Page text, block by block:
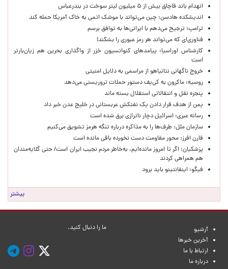
انهدام باند قاچاق بیش از ۵ میلیون لیتر سوخت در بندرعباس
اندیشکده هادسن: چین می‌تواند با موشک اتمی به خاک آمریکا حمله کند
ترامپ: ترجیح می‌دهم با ایرانی‌‌ها به توافق برسم
فناوری‌ای که می‌تواند هر رمز عبوری را بشکند!
کارشناس اوراسیا: پیامدهای کنوانسیون خزر از واگذاری بحرین هم زیان‌بارتر
است
خروج ناگهانی نتانیاهو از مراسمی به دلایل امنیتی
روسیه: ماکرون به کی‌یف دستور حملات تروریستی می‌دهد
پنجره‌ نقل و انتقالاتی استقلال بسته ماند
یمن از هدف قرار دادن یک نفتکش عربستانی در خلیج عدن خبر داد
رسانه عبری: اسرائیل دچار ناترازی برق شده است
سازمان ملل: طرف‌ها را به مذاکره درباره تنگه هرمز تشویق می‌کنیم
فارن افرز: محور مقاومت دست نخورده باقی مانده است
پزشکیان: اگر تا امروز مانده‌ایم، به‌خاطر مردم نجیب ایران است/ حتی گلایه‌مندان
هم همراهی کردند
فیگو: اینفانتینو باید برود
بیشتر
آرشیو
آخرین خبرها
ارتباط با ما
درباره ما
ما را دنبال کنید.